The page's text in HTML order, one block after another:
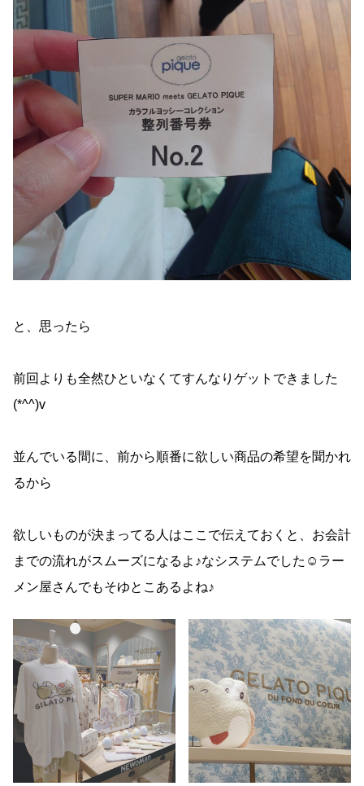
と、思ったら
前回よりも全然ひといなくてすんなりゲットできました
(*^^)v
並んでいる間に、前から順番に欲しい商品の希望を聞かれ
るから
欲しいものが決まってる人はここで伝えておくと、お会計
までの流れがスムーズになるよ♪なシステムでした☺ラー
メン屋さんでもそゆとこあるよね♪